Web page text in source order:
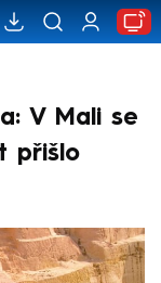
V Mali se
přišlo